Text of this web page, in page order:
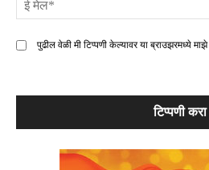
पुढील वेळी मी टिप्पणी केल्यावर या ब्राउझरमध्ये